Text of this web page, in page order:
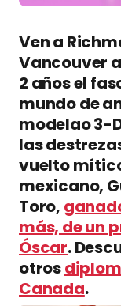
Ven a
Vancouver
2 años el
mundo de
modelao 3-
las
vuelto
mexicano,
Toro,
más, de un
Óscar.
otros
Canada.